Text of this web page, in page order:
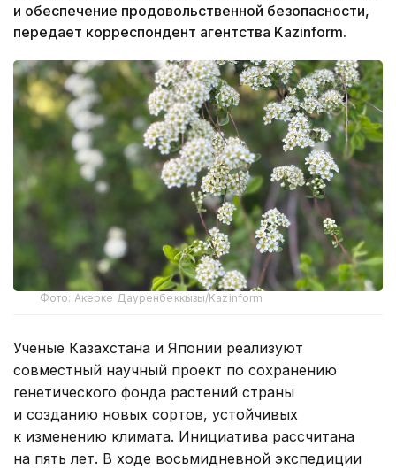
и обеспечение продовольственной безопасности,
передает корреспондент агентства Kazinform.
Фото: Акерке Дауренбеккызы/Kazinform
Ученые Казахстана и Японии реализуют
совместный научный проект по сохранению
генетического фонда растений страны
и созданию новых сортов, устойчивых
к изменению климата. Инициатива рассчитана
на пять лет. В ходе восьмидневной экспедиции